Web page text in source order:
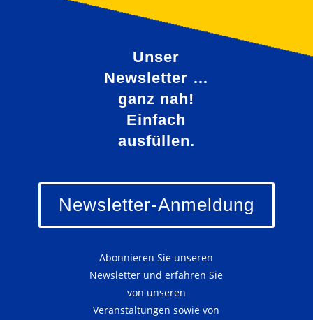
Unser
Newsletter …
ganz nah!
Einfach
ausfüllen.
Newsletter-Anmeldung
Abonnieren Sie unseren
Newsletter und erfahren Sie
von unseren
Veranstaltungen sowie von